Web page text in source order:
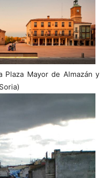
Plaza Mayor de Almazán y